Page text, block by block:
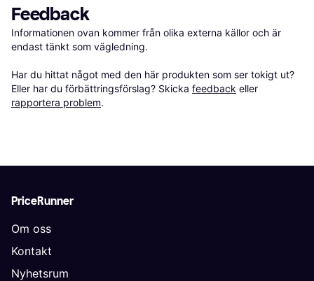
Feedback
Informationen ovan kommer från olika externa källor och är
endast tänkt som vägledning.
Har du hittat något med den här produkten som ser tokigt ut?
Eller har du förbättringsförslag? Skicka feedback eller
rapportera problem.
PriceRunner
Om oss
Kontakt
Nyhetsrum